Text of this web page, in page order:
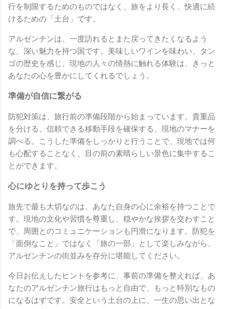
行を制限するためのものではなく、旅をより長く、快適に続
けるための「土台」です。
アルゼンチンは、一度訪れるとまた戻ってきたくなるよう
な、深い魅力を持つ国です。美味しいワインを味わい、タン
ゴの歴史を感じ、現地の人々の情熱に触れる体験は、きっと
あなたの心を豊かにしてくれるでしょう。
準備が自信に繋がる
防犯対策は、旅行前の準備段階から始まっています。貴重品
を分ける、信頼できる移動手段を確保する、現地のマナーを
調べる。こうした準備をしっかりと行うことで、現地では何
も心配することなく、目の前の素晴らしい景色に集中するこ
とができます。
心にゆとりを持って歩こう
旅先で最も大切なのは、あなた自身の心に余裕を持つことで
す。現地の文化や習慣を尊重し、穏やかな挨拶を交わすこと
で、周囲とのコミュニケーションも円滑になります。防犯を
「面倒なこと」ではなく「旅の一部」として楽しみながら、
アルゼンチンの街並みを存分に堪能してください。
今日お伝えしたヒントを参考に、事前の準備を整えれば、あ
なたのアルゼンチン旅行はもっと自由で、もっと特別なもの
になるはずです。安全という土台の上に、一生の思い出とな